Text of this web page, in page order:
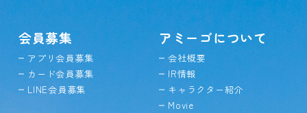
会員募集
アプリ会員募集
カード会員募集
LINE会員募集
アミーゴについて
会社概要
IR情報
キャラクター紹介
Movie